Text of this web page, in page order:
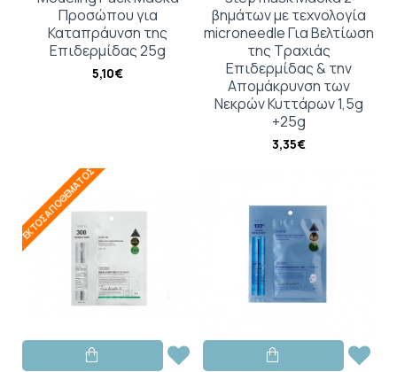
Προσώπου για
Καταπράυνση της
Επιδερμίδας 25g
5,10€
βημάτων με τεχνολογία
microneedle Για Βελτίωση
της Τραχιάς
Επιδερμίδας & την
Απομάκρυνση των
Νεκρών Κυττάρων 1,5g
+25g
3,35€
ΕΚΤΌΣ ΑΠΟΘΈΜΑΤΟΣ